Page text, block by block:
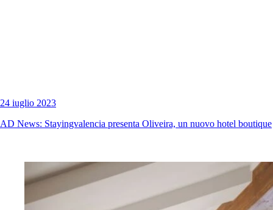
24 iuglio 2023
AD News: Stayingvalencia presenta Oliveira, un nuovo hotel boutique